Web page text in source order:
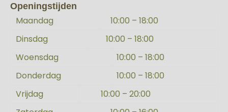
Openingstijden
Maandag
10:00 – 18:00
Dinsdag
10:00 – 18:00
Woensdag
10:00 – 18:00
Donderdag
10:00 – 18:00
Vrijdag
10:00 – 20:00